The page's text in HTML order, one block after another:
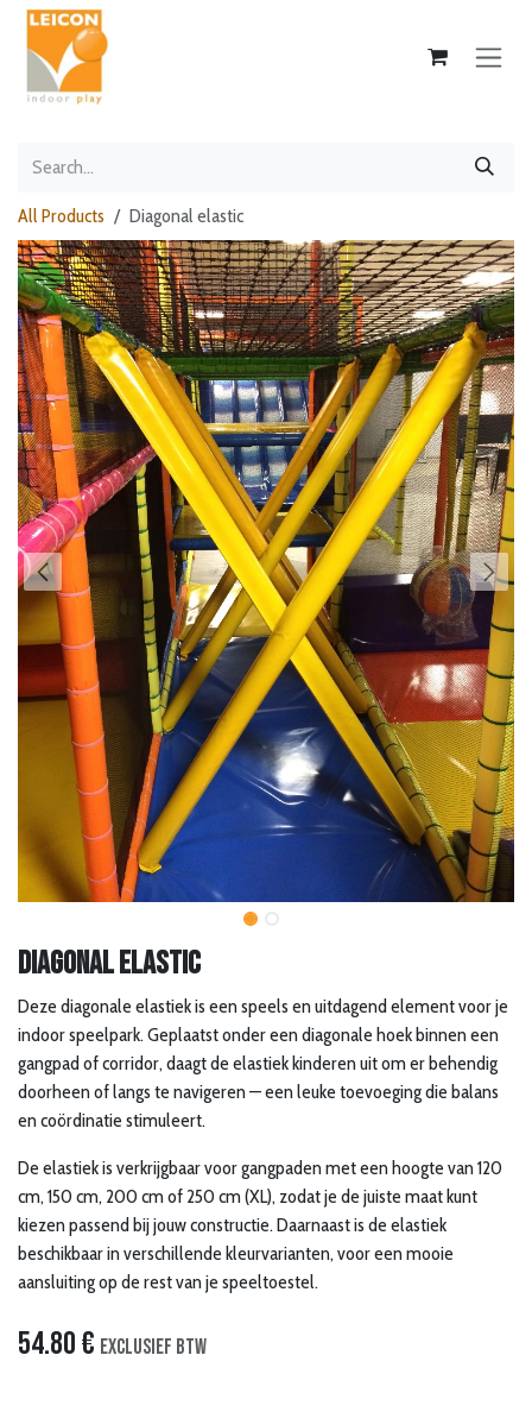
Skip to Content
All Products Diagonal elastic
Diagonal elastic
Deze diagonale elastiek is een speels en uitdagend element voor je
indoor speelpark. Geplaatst onder een diagonale hoek binnen een
gangpad of corridor, daagt de elastiek kinderen uit om er behendig
doorheen of langs te navigeren — een leuke toevoeging die balans
en coördinatie stimuleert.
De elastiek is verkrijgbaar voor gangpaden met een hoogte van 120
cm, 150 cm, 200 cm of 250 cm (XL), zodat je de juiste maat kunt
kiezen passend bij jouw constructie. Daarnaast is de elastiek
beschikbaar in verschillende kleurvarianten, voor een mooie
aansluiting op de rest van je speeltoestel.
54.80€ Exclusief btw